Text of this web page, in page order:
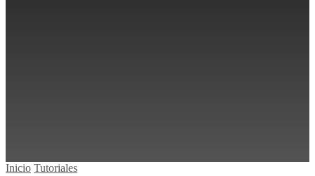
Inicio Tutoriales